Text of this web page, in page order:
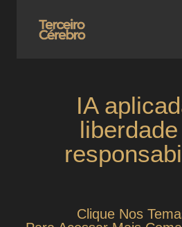
IA
Clique Nos